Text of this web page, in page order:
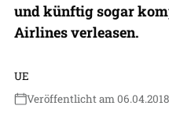
und künftig sogar
Airlines verleasen.
UE
Veröffentlicht am 06.04.2018